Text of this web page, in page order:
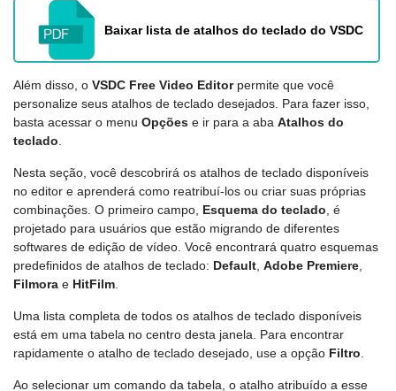
Baixar lista de atalhos do teclado do VSDC
Além disso, o VSDC Free Video Editorpermite que você
personalize seus atalhos de teclado desejados. Para fazer isso,
basta acessar o menu Opções e ir para a aba Atalhos do
teclado.
Nesta seção, você descobrirá os atalhos de teclado disponíveis
no editor e aprenderá como reatribuí-los ou criar suas próprias
combinações. O primeiro campo, Esquema do teclado, é
projetado para usuários que estão migrando de diferentes
softwares de edição de vídeo. Você encontrará quatro esquemas
predefinidos de atalhos de teclado: Default, Adobe Premiere,
Filmora e HitFilm.
Uma lista completa de todos os atalhos de teclado disponíveis
está em uma tabela no centro desta janela. Para encontrar
rapidamente o atalho de teclado desejado, use a opção Filtro.
Ao selecionar um comando da tabela, o atalho atribuído a esse